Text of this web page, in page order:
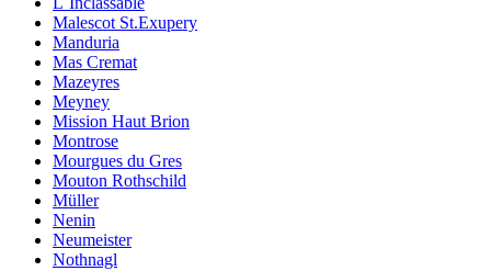
Malescot St.Exupery
Manduria
Mas Cremat
Mazeyres
Meyney
Mission Haut Brion
Montrose
Mourgues du Gres
Mouton Rothschild
Müller
Nenin
Neumeister
Nothnagl